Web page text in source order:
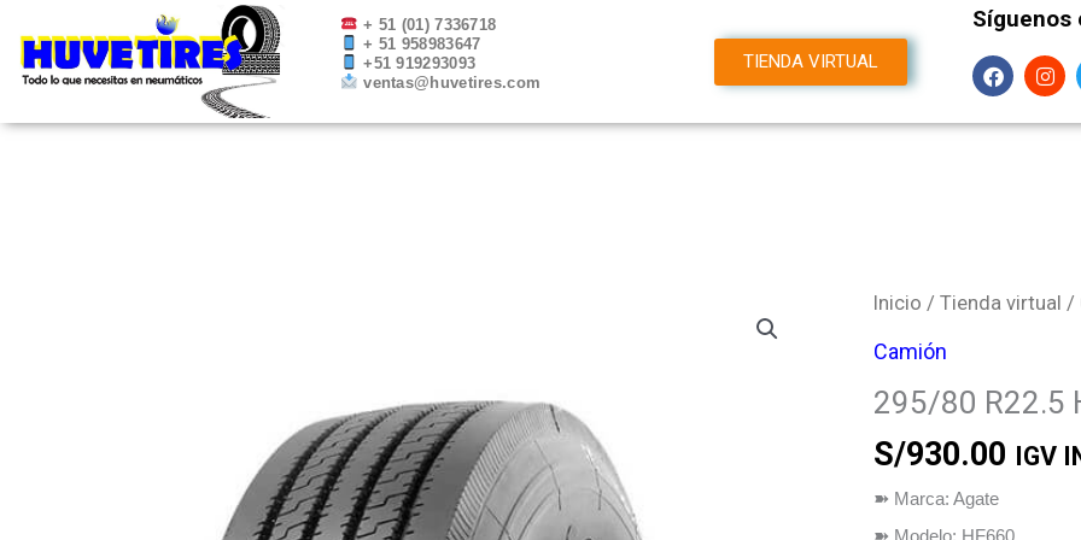
contenido
+ 51 (01) 7336718
+ 51 958983647
+51 919293093
ventas@huvetires.com
TIENDA VIRTUAL
Síguenos
F
a
c
e
I
n
s
t
Inicio / Tienda virtual /
Camión
295/80 R22.5
S/930.00 IGV
➽ Marca: Agate
➽
295/80
AGATE
cantidad